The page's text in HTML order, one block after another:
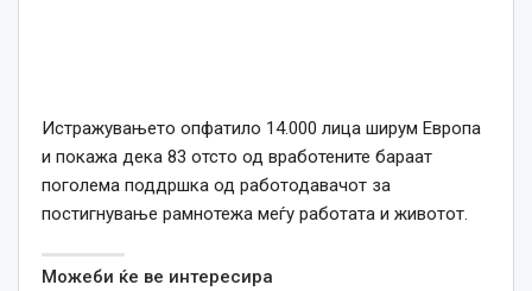
Истражувањето опфатило 14.000 лица ширум Европа
и покажа дека 83 отсто од вработените бараат
поголема поддршка од работодавачот за
постигнување рамнотежа меѓу работата и животот.
Можеби ќе ве интересира